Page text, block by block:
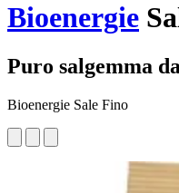
Bioenergie
Puro salgemma
Bioenergie Sale Fino